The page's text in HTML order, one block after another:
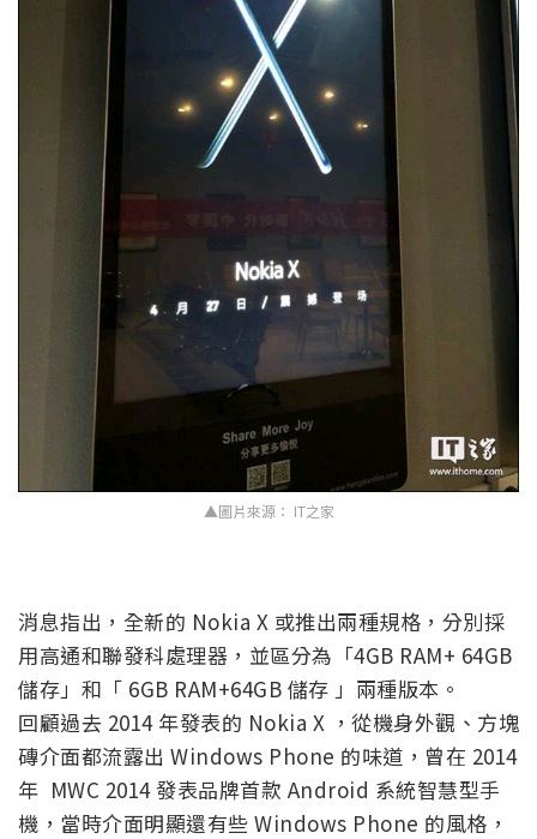
▲圖片來源： IT之家
消息指出，全新的 Nokia X 或推出兩種規格，分別採
用高通和聯發科處理器，並區分為「4GB RAM+ 64GB
儲存」和「 6GB RAM+64GB 儲存 」兩種版本。
回顧過去 2014 年發表的 Nokia X ，從機身外觀、方塊
磚介面都流露出 Windows Phone 的味道，曾在 2014
年 MWC 2014 發表品牌首款 Android 系統智慧型手
機，當時介面明顯還有些 Windows Phone 的風格，